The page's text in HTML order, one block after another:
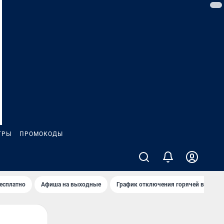
ПРОМОКОДЫ
Афиша на выходные График отключения горячей воды в